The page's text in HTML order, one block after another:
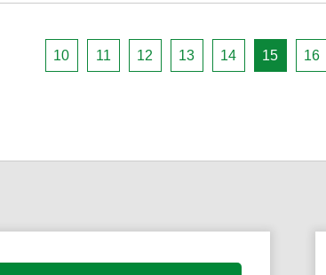
10 11 12 13 14 15 16